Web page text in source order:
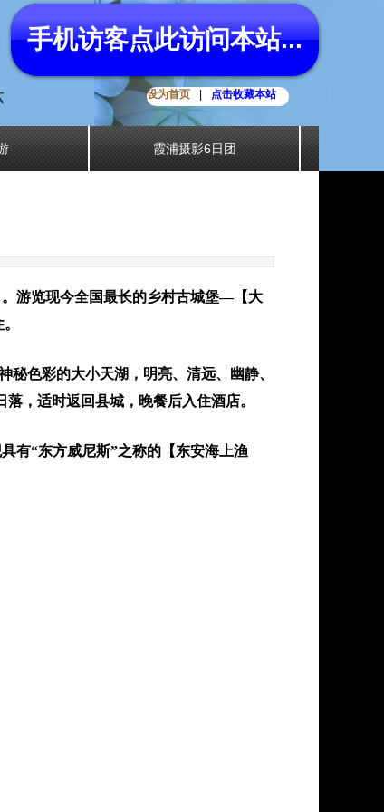
设为首页 点击收藏本站
霞浦摄影6日团
手机访客点此访问本站...
。游览现今全国最长的乡村古城堡—【大
色彩的大小天湖，明亮、清远、幽静、
，适时返回县城，晚餐后入住酒店。
有“东方威尼斯”之称的【东安海上渔